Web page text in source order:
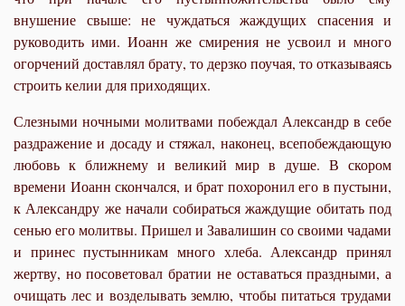
внушение свыше: не чуждаться жаждущих спасения и
руководить ими. Иоанн же смирения не усвоил и много
огорчений доставлял брату, то дерзко поучая, то отказываясь
строить келии для приходящих.
Слезными ночными молитвами побеждал Александр в себе
раздражение и досаду и стяжал, наконец, всепобеждающую
любовь к ближнему и великий мир в душе. В скором
времени Иоанн скончался, и брат похоронил его в пустыни,
к Александру же начали собираться жаждущие обитать под
сенью его молитвы. Пришел и Завалишин со своими чадами
и принес пустынникам много хлеба. Александр принял
жертву, но посоветовал братии не оставаться праздными, а
очищать лес и возделывать землю, чтобы питаться трудами